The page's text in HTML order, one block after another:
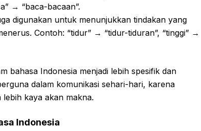
→ “baca-bacaan”.
digunakan untuk menunjukkan tindakan yang
Contoh: “tidur” → “tidur-tiduran”, “tinggi” →
bahasa Indonesia menjadi lebih spesifik dan
dalam komunikasi sehari-hari, karena
kaya akan makna.
Indonesia